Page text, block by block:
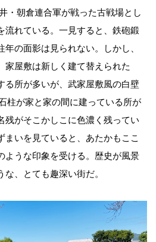
・朝倉連合軍が戦った古戦場とし
流れている。一見すると、鉄砲鍛
の面影は見られない。しかし、
家屋敷は新しく建て替えられた
る所が多いが、武家屋敷風の白壁
柱が家と家の間に建っている所が
残がそこかしこに色濃く残ってい
まいを見ていると、あたかもここ
ような印象を受ける。歴史が風景
、とても趣深い街だ。